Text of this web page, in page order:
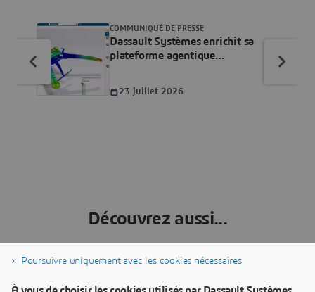
Dassault Systèmes enrichit sa
plateforme agentique
nouvelles compétences pour les
COMMUNIQUÉ DE PRESSE
23 juillet 2026
Découvrez aussi...
Poursuivre uniquement avec les cookies nécessaires